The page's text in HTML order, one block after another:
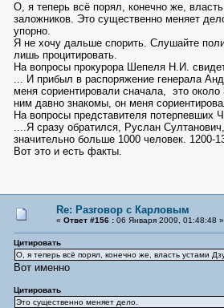
О, я теперь всё порял, конечно же,
заложников. Это существенно меняет
упорно.
Я не хочу дальше спорить. Слушайте
лишь процитировать.
На вопросы прокурора Шепеля Н.И.
... И прибыл в распоряжение генерала
меня сориентировали сначала, это
ним давно знакомы, он меня
На вопросы представителя
....Я сразу обратился, Руслан
значительно больше 1000 человек. 1200-
Вот это и есть факты.
Re: Разговор с Карловым
« Ответ #156 :06 Января 2009, 01:48:48 »
Цитировать
О, я теперь всё порял, конечно же, власть устами
Вот именно
Цитировать
Это существенно меняет дело.